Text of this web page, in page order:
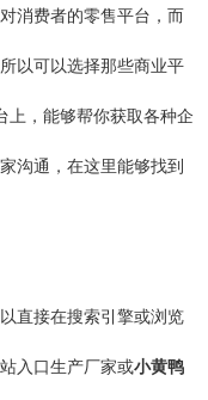
消费者的零售平台，而
以可以选择那些商业平
上，能够帮你获取各种企
沟通，在这里能够找到
直接在搜索引擎或浏览
入口生产厂家或小黄鸭